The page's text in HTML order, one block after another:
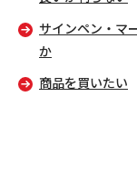
サインペン・マ
か
商品を買いたい